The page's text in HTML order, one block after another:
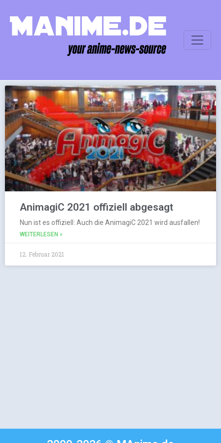
AnimagiC 2021 offiziell abgesagt
Nun ist es offiziell: Auch die AnimagiC 2021 wird ausfallen!
WEITERLESEN »
12. Februar 2021